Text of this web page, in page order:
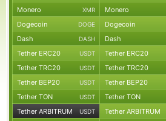
Monero XMR Monero
Dogecoin DOGE Dogecoin
Dash DASH Dash
Tether ERC20 USDT Tether ERC20
Tether TRC20 USDT Tether TRC20
Tether BEP20 USDT Tether BEP20
Tether TON USDT Tether TON
Tether ARBITRUM USDT Tether ARBITRUM